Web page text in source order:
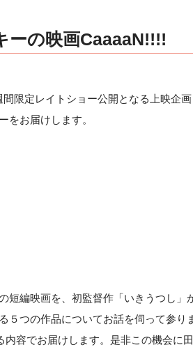
ーの映画CaaaaN!!!!
限定レイトショー公開となる上映企
をお届けします。
編映画を、初監督作「いきうつし」
５つの作品についてお話を伺って参り
容でお届けします。是非この機会に